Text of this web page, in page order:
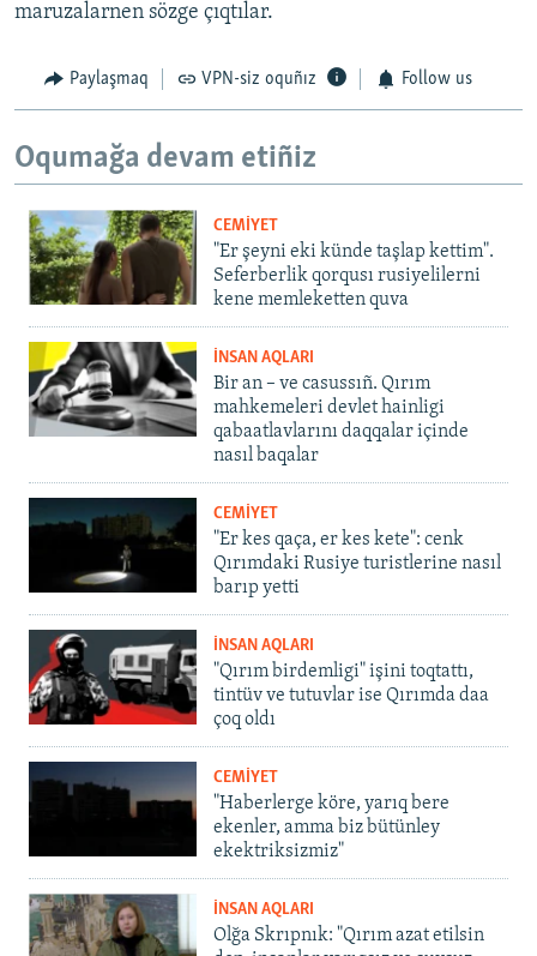
maruzalarnen sözge çıqtılar.
Paylaşmaq VPN-siz oquñız Follow us
Oqumağa devam etiñiz
CEMİYET
"Er şeyni eki künde taşlap kettim".
Seferberlik qorqusı rusiyelilerni
kene memleketten quva
İNSAN AQLARI
Bir an – ve casussıñ. Qırım
mahkemeleri devlet hainligi
qabaatlavlarını daqqalar içinde
nasıl baqalar
CEMİYET
"Er kes qaça, er kes kete": cenk
Qırımdaki Rusiye turistlerine nasıl
barıp yetti
İNSAN AQLARI
"Qırım birdemligi" işini toqtattı,
tintüv ve tutuvlar ise Qırımda daa
çoq oldı
CEMİYET
"Haberlerge köre, yarıq bere
ekenler, amma biz bütünley
ekektriksizmiz"
İNSAN AQLARI
Olğa Skrıpnık: "Qırım azat etilsin